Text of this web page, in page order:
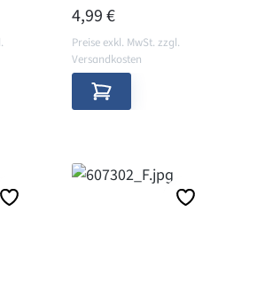
REGULÄRER PREIS:
4,99 €
Preise exkl. MwSt. zzgl.
Versandkosten